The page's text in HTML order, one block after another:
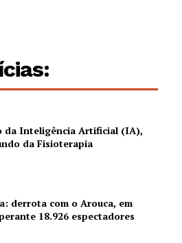
agora!
da Inteligência Artificial (IA),
da Fisioterapia
derrota com o Arouca, em
18.926 espectadores